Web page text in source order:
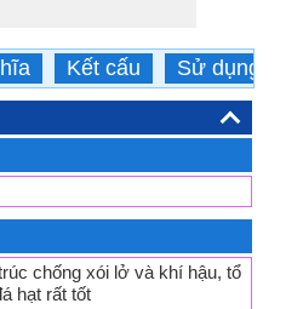
Kết cấu Sử dụng
chống xói lở và khí hậu, tổ
hạt rất tốt